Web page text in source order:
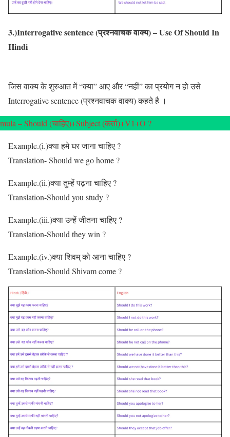
3.)Interrogative sentence (प्रश्नवाचक वाक्य) – Use Of Should In
Hindi
जिस वाक्य के शुरुआत में “क्या” आए और “नहीं” का प्रयोग न हो उसे
Interrogative sentence (प्रश्नवाचक वाक्य) कहते है ।
– Should (चाहिए)+Subject (कर्ता)+V1+O ?
Example.(i.)क्या हमे घर जाना चाहिए ?
Translation- Should we go home ?
Example.(ii.)क्या तुम्हें पढ़ना चाहिए ?
Translation-Should you study ?
Example.(iii.)क्या उन्हें जीतना चाहिए ?
Translation-Should they win ?
Example.(iv.)क्या शिवम् को आना चाहिए ?
Translation-Should Shivam come ?